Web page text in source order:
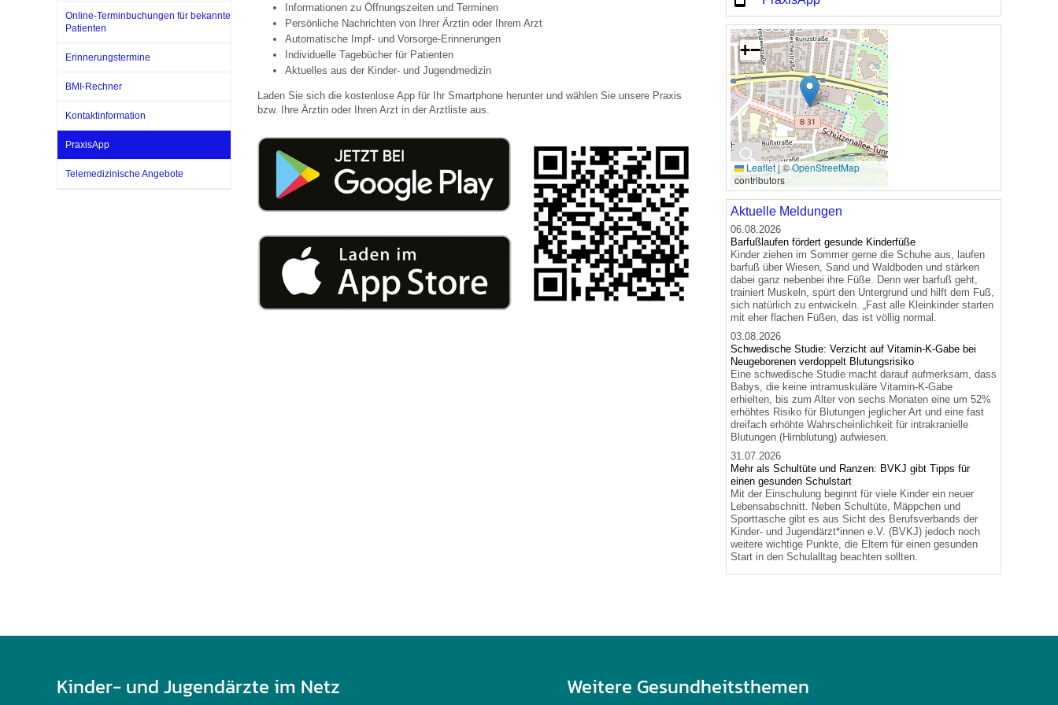
Impfsicherheit
Häufige Fragen
Recht auf Impfung
Vorsorge- und Impferinnerung
Notdienste
Empfehlungen zum Bildschirmmediengebrauch
Hörlexikon
Material zu den Vorsorgen
Entwicklungskalender
Broschüren und Informationsflyer
Familienzeit gesund gestalten
Online-Terminbuchungen für bekannte
Patienten
Erinnerungstermine
BMI-Rechner
Kontaktinformation
PraxisApp
Telemedizinische Angebote
Informationen zu Öffnungszeiten und Terminen
Persönliche Nachrichten von Ihrer Ärztin oder Ihrem Arzt
Automatische Impf- und Vorsorge-Erinnerungen
Individuelle Tagebücher für Patienten
Aktuelles aus der Kinder- und Jugendmedizin
Laden Sie sich die kostenlose App für Ihr Smartphone herunter und wählen Sie unsere Praxis
bzw. Ihre Ärztin oder Ihren Arzt in der Arztliste aus.
🔍
+−
Leaflet |©OpenStreetMap
contributors
Aktuelle Meldungen
06.08.2026
Barfußlaufen fördert gesunde Kinderfüße
Kinder ziehen im Sommer gerne die Schuhe aus, laufen
barfuß über Wiesen, Sand und Waldboden und stärken
dabei ganz nebenbei ihre Füße. Denn wer barfuß geht,
trainiert Muskeln, spürt den Untergrund und hilft dem Fuß,
sich natürlich zu entwickeln. „Fast alle Kleinkinder starten
mit eher flachen Füßen, das ist völlig normal.
03.08.2026
Schwedische Studie: Verzicht auf Vitamin-K-Gabe bei
Neugeborenen verdoppelt Blutungsrisiko
Eine schwedische Studie macht darauf aufmerksam, dass
Babys, die keine intramuskuläre Vitamin-K-Gabe
erhielten, bis zum Alter von sechs Monaten eine um 52%
erhöhtes Risiko für Blutungen jeglicher Art und eine fast
dreifach erhöhte Wahrscheinlichkeit für intrakranielle
Blutungen (Hirnblutung) aufwiesen.
31.07.2026
Mehr als Schultüte und Ranzen: BVKJ gibt Tipps für
einen gesunden Schulstart
Mit der Einschulung beginnt für viele Kinder ein neuer
Lebensabschnitt. Neben Schultüte, Mäppchen und
Sporttasche gibt es aus Sicht des Berufsverbands der
Kinder- und Jugendärzt*innen e.V. (BVKJ) jedoch noch
weitere wichtige Punkte, die Eltern für einen gesunden
Start in den Schulalltag beachten sollten.
Kinder- und Jugendärzte im Netz Weitere Gesundheitsthemen